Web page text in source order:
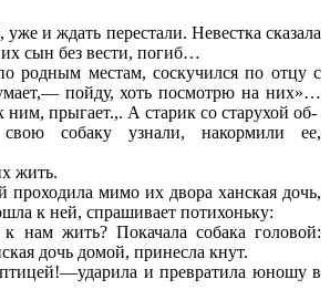
и ждать перестали. Невестка сказала
сын без вести, погиб…
родным местам, соскучился по отцу с
пойду, хоть посмотрю на них»…
ним, прыгает.,. А старик со старухой об-
свою собаку узнали, накормили ее,
жить.
проходила мимо их двора ханская дочь,
к ней, спрашивает потихоньку:
нам жить? Покачала собака головой:
дочь домой, принесла кнут.
и превратила юношу в